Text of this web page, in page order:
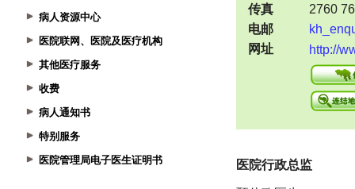
病人资源中心
医院联网、医院及医疗机构
其他医疗服务
收费
病人通知书
特别服务
医院管理局电子医生证明书